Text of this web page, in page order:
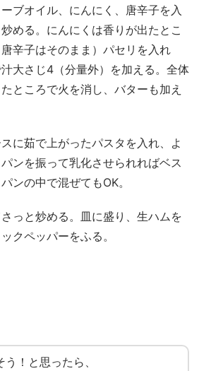
ブオイル、にんにく、唐辛子を入
める。にんにくは香りが出たとこ
辛子はそのまま）パセリを入れ
大さじ4（分量外）を加える。全体
ところで火を消し、バターも加え
に茹で上がったパスタを入れ、よ
ンを振って乳化させられればベス
ンの中で混ぜてもOK。
っと炒める。皿に盛り、生ハムを
クペッパーをふる。
う！と思ったら、